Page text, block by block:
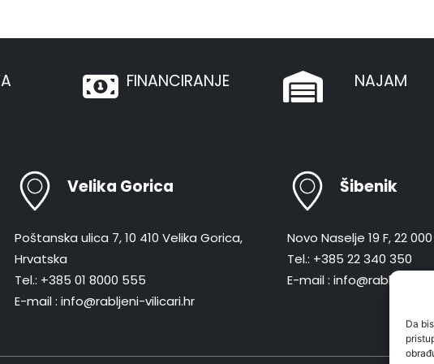
Da
FINANCIRANJE NAJAM
Velika Gorica
Poštanska ulica 7, 10 410 Velika Gorica,
Hrvatska
Tel.: +385 01 8000 555
E-mail : info@rabljeni-vilicari.hr
Šibenik
Novo Naselje 19 F, 22
Tel.: +385 22 340 350
E-mail : info@rabljeni-